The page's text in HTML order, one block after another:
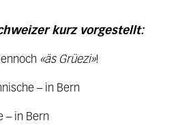
kurz vorgestellt:
«äs Grüezi»!
– in Bern
– in Bern